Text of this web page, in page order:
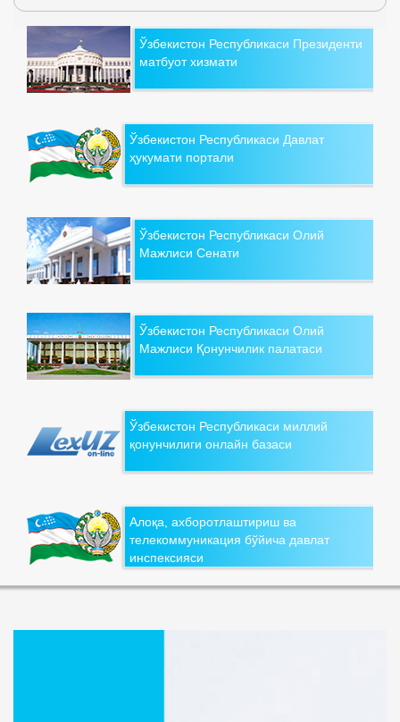
Ўзбекистон Республикаси Президенти
матбуот хизмати
Ўзбекистон Республикаси Давлат
ҳукумати портали
Ўзбекистон Республикаси Олий
Мажлиси Сенати
Ўзбекистон Республикаси Олий
Мажлиси Қонунчилик палатаси
Ўзбекистон Республикаси миллий
қонунчилиги онлайн базаси
Алоқа, ахборотлаштириш ва
телекоммуникация бўйича давлат
инспексияси